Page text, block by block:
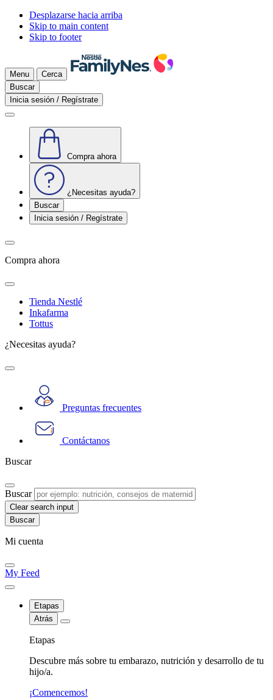
Desplazarse hacia arriba
Skip to main content
Skip to footer
Menu
Cerca
Buscar
Inicia sesión / Regístrate
Compra ahora
¿Necesitas ayuda?
Buscar
Inicia sesión / Regístrate
Compra ahora
Tienda Nestlé
Inkafarma
Tottus
¿Necesitas ayuda?
Preguntas frecuentes
Contáctanos
Buscar
Buscar
Clear search input
Mi cuenta
My Feed
Etapas
Atrás
Etapas
Descubre más sobre tu embarazo, nutrición y desarrollo de tu
hijo/a.
¡Comencemos!